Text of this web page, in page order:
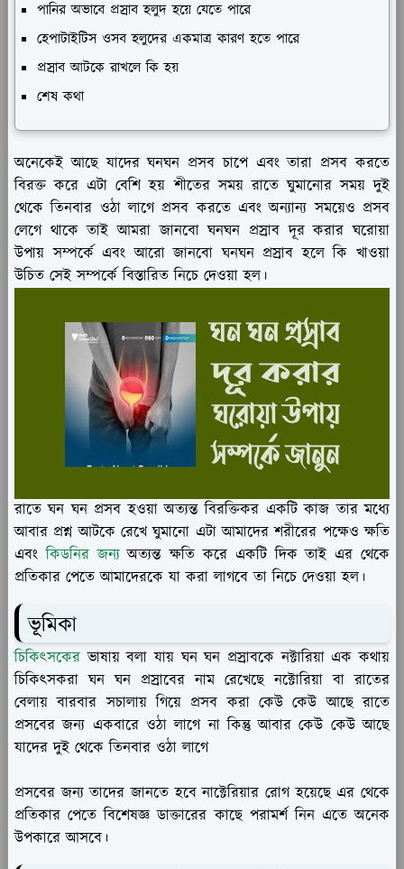
পানির অভাবে প্রস্রাব হলুদ হয়ে যেতে পারে
হেপাটাইটিস ওসব হলুদের একমাত্র কারণ হতে পারে
প্রস্রাব আটকে রাখলে কি হয়
শেষ কথা
অনেকেই আছে যাদের ঘনঘন প্রসব চাপে এবং তারা প্রসব করতে
বিরক্ত করে এটা বেশি হয় শীতের সময় রাতে ঘুমানোর সময় দুই
থেকে তিনবার ওঠা লাগে প্রসব করতে এবং অন্যান্য সময়েও প্রসব
লেগে থাকে তাই আমরা জানবো ঘনঘন প্রস্রাব দূর করার ঘরোয়া
উপায় সম্পর্কে এবং আরো জানবো ঘনঘন প্রস্রাব হলে কি খাওয়া
উচিত সেই সম্পর্কে বিস্তারিত নিচে দেওয়া হল।
রাতে ঘন ঘন প্রসব হওয়া অত্যন্ত বিরক্তিকর একটি কাজ তার মধ্যে
আবার প্রশ্ন আটকে রেখে ঘুমানো এটা আমাদের শরীরের পক্ষেও ক্ষতি
এবং কিডনির জন্যঅত্যন্ত ক্ষতি করে একটি দিক তাই এর থেকে
প্রতিকার পেতে আমাদেরকে যা করা লাগবে তা নিচে দেওয়া হল।
ভূমিকা
চিকিৎসকের ভাষায় বলা যায় ঘন ঘন প্রস্রাবকে নক্টারিয়া এক কথায়
চিকিৎসকরা ঘন ঘন প্রস্রাবের নাম রেখেছে নক্টোরিয়া বা রাতের
বেলায় বারবার সচালায় গিয়ে প্রসব করা কেউ কেউ আছে রাতে
প্রসবের জন্য একবারে ওঠা লাগে না কিন্তু আবার কেউ কেউ আছে
যাদের দুই থেকে তিনবার ওঠা লাগে
প্রসবের জন্য তাদের জানতে হবে নাক্টেরিয়ার রোগ হয়েছে এর থেকে
প্রতিকার পেতে বিশেষজ্ঞ ডাক্তারের কাছে পরামর্শ নিন এতে অনেক
উপকারে আসবে।